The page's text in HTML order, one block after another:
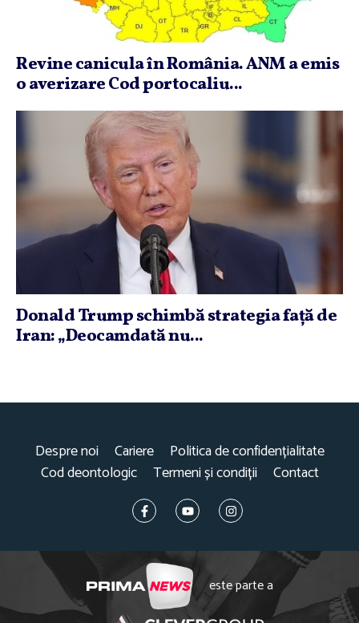
Revine canicula în România. ANM a emis
o averizare Cod portocaliu...
Donald Trump schimbă strategia faţă de
Iran: „Deocamdată nu...
Despre noi Cariere
Politica de confidențialitate
Cod deontologic
Termeni și condiții Contact
este parte a